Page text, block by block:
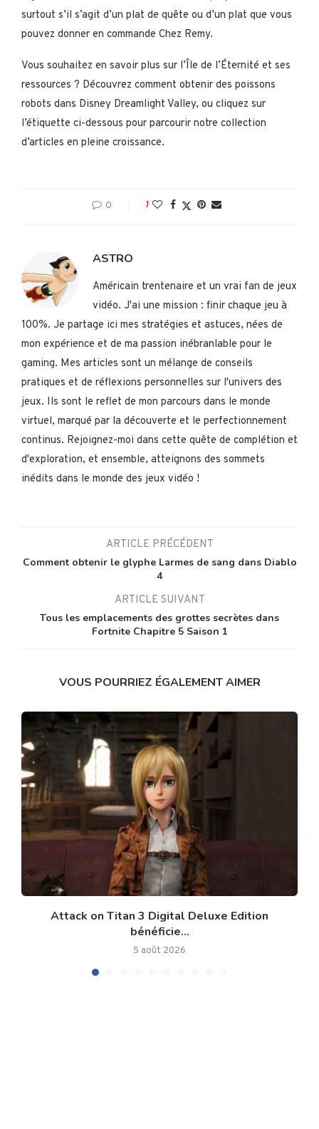
surtout s’il s’agit d’un plat de quête ou d’un plat que vous
pouvez donner en commande Chez Remy.
Vous souhaitez en savoir plus sur l’Île de l’Éternité et ses
ressources ? Découvrez comment obtenir des poissons
robots dans Disney Dreamlight Valley, ou cliquez sur
l’étiquette ci-dessous pour parcourir notre collection
d’articles en pleine croissance.
0 1
ASTRO
Américain trentenaire et un vrai fan de jeux
vidéo. J'ai une mission : finir chaque jeu à
100%. Je partage ici mes stratégies et astuces, nées de
mon expérience et de ma passion inébranlable pour le
gaming. Mes articles sont un mélange de conseils
pratiques et de réflexions personnelles sur l'univers des
jeux. Ils sont le reflet de mon parcours dans le monde
virtuel, marqué par la découverte et le perfectionnement
continus. Rejoignez-moi dans cette quête de complétion et
d'exploration, et ensemble, atteignons des sommets
inédits dans le monde des jeux vidéo !
ARTICLE PRÉCÉDENT
Comment obtenir le glyphe Larmes de sang dans Diablo
4
ARTICLE SUIVANT
Tous les emplacements des grottes secrètes dans
Fortnite Chapitre 5 Saison 1
VOUS POURRIEZ ÉGALEMENT AIMER
Attack on Titan 3 Digital Deluxe Edition
bénéficie...
5 août 2026